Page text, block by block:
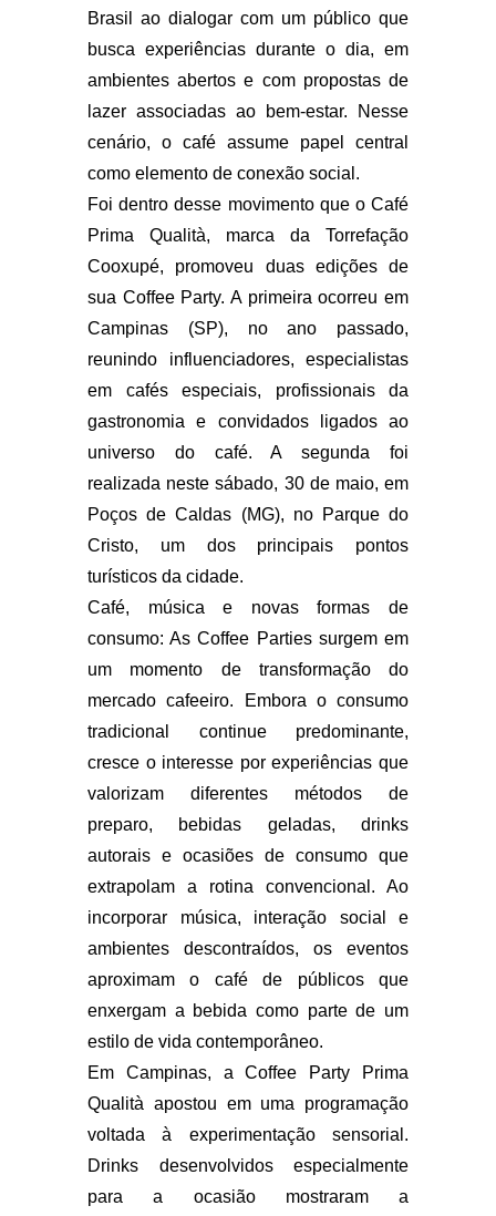
Brasil ao dialogar com um público que
busca experiências durante o dia, em
ambientes abertos e com propostas de
lazer associadas ao bem-estar. Nesse
cenário, o café assume papel central
como elemento de conexão social.
Foi dentro desse movimento que o Café
Prima Qualità, marca da Torrefação
Cooxupé, promoveu duas edições de
sua Coffee Party. A primeira ocorreu em
Campinas (SP), no ano passado,
reunindo influenciadores, especialistas
em cafés especiais, profissionais da
gastronomia e convidados ligados ao
universo do café. A segunda foi
realizada neste sábado, 30 de maio, em
Poços de Caldas (MG), no Parque do
Cristo, um dos principais pontos
turísticos da cidade.
Café, música e novas formas de
consumo: As Coffee Parties surgem em
um momento de transformação do
mercado cafeeiro. Embora o consumo
tradicional continue predominante,
cresce o interesse por experiências que
valorizam diferentes métodos de
preparo, bebidas geladas, drinks
autorais e ocasiões de consumo que
extrapolam a rotina convencional. Ao
incorporar música, interação social e
ambientes descontraídos, os eventos
aproximam o café de públicos que
enxergam a bebida como parte de um
estilo de vida contemporâneo.
Em Campinas, a Coffee Party Prima
Qualità apostou em uma programação
voltada à experimentação sensorial.
Drinks desenvolvidos especialmente
para a ocasião mostraram a